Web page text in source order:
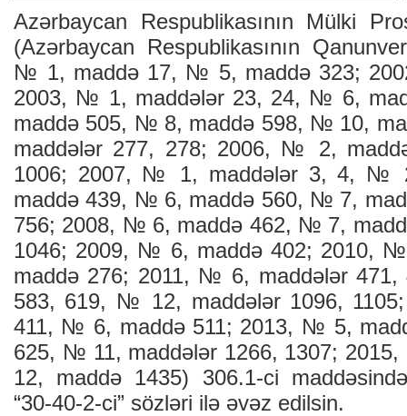
Azərbaycan Respublikasının Mülki
(Azərbaycan Respublikasının
№ 1, maddə 17, № 5, maddə 323;
2003, № 1, maddələr 23, 24, № 6,
maddə 505, № 8, maddə 598, № 10,
maddələr 277, 278; 2006, № 2,
1006; 2007, № 1, maddələr 3, 4, №
maddə 439, № 6, maddə 560, № 7,
756; 2008, № 6, maddə 462, № 7,
1046; 2009, № 6, maddə 402; 2010,
maddə 276; 2011, № 6, maddələr
583, 619, № 12, maddələr 1096,
411, № 6, maddə 511; 2013, № 5,
625, № 11, maddələr 1266, 1307;
12, maddə 1435) 306.1-ci
“30-40-2-ci” sözləri ilə əvəz edilsin.